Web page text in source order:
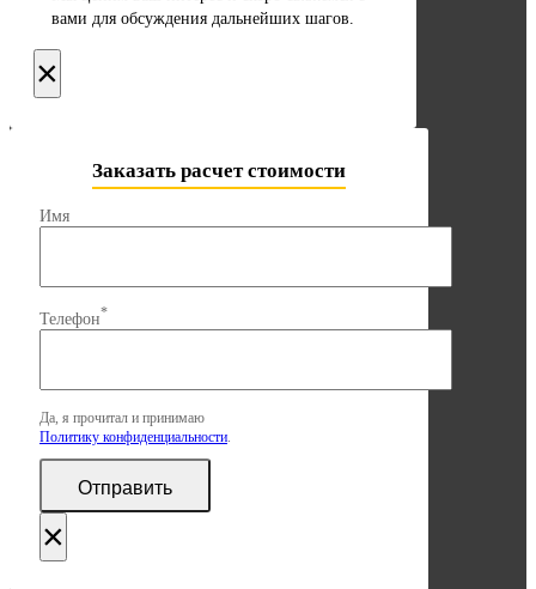
вами для обсуждения дальнейших шагов.
×
Заказать расчет стоимости
Имя
Телефон*
Да, я прочитал и принимаю
Политику конфиденциальности.
×